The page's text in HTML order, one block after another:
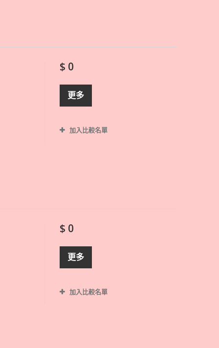
$ 0
更多
加入比較名單
$ 0
更多
加入比較名單